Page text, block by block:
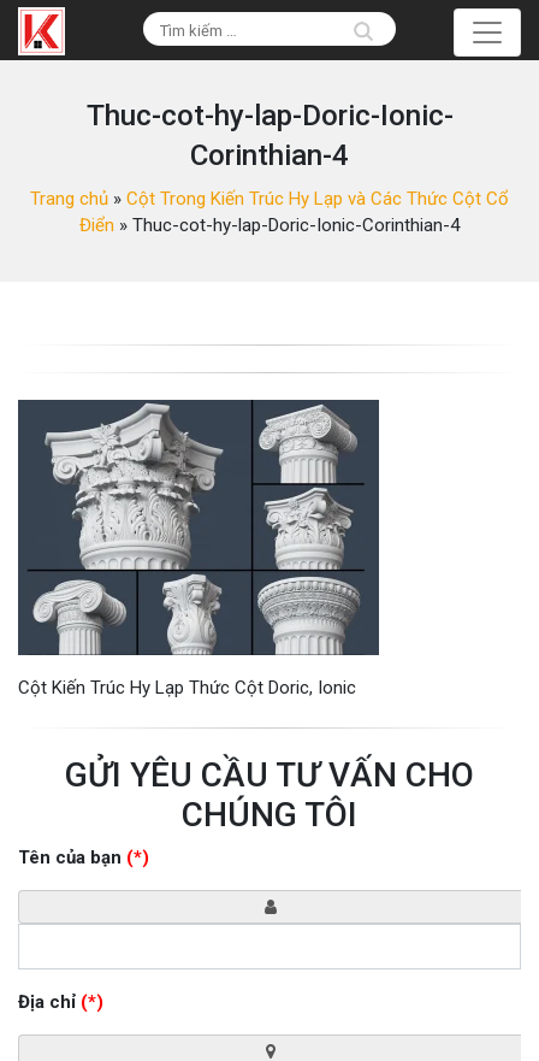
Thuc-cot-hy-lap-Doric-Ionic-
Corinthian-4
Trang chủ » Cột Trong Kiến Trúc Hy Lạp và Các Thức Cột Cổ
Điển » Thuc-cot-hy-lap-Doric-Ionic-Corinthian-4
Cột Kiến Trúc Hy Lạp Thức Cột Doric, Ionic
GỬI YÊU CẦU TƯ VẤN CHO
CHÚNG TÔI
Tên của bạn (*)
Địa chỉ (*)